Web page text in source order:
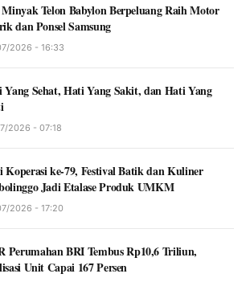
Telon Babylon Berpeluang Raih Motor
dan Ponsel Samsung
2026 - 16:33
Yang Sehat, Hati Yang Sakit, dan Hati Yang
2026 - 07:18
Koperasi ke-79, Festival Batik dan Kuliner
Jadi Etalase Produk UMKM
2026 - 17:20
Perumahan BRI Tembus Rp10,6 Triliun,
Unit Capai 167 Persen